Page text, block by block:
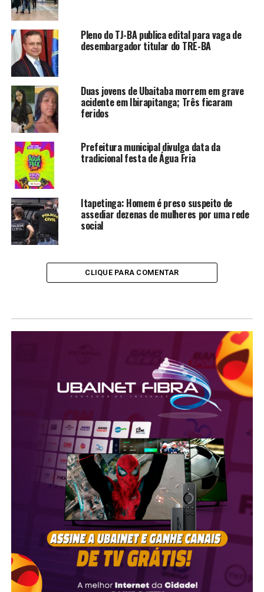
Pleno do TJ-BA publica edital para vaga de
desembargador titular do TRE-BA
Duas jovens de Ubaitaba morrem em grave
acidente em Ibirapitanga; Três ficaram
feridos
Prefeitura municipal divulga data da
tradicional festa de Água Fria
Itapetinga: Homem é preso suspeito de
assediar dezenas de mulheres por uma rede
social
CLIQUE PARA COMENTAR